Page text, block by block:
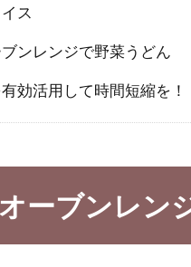
ス
ンレンジで野菜うどん
効活用して時間短縮を！
ーブンレン